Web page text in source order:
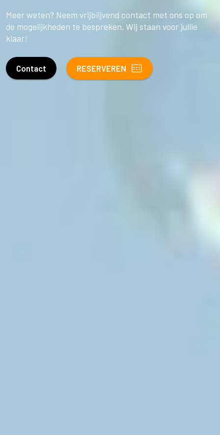
Meer weten? Neem vrijblijvend contact met ons op om
de mogelijkheden te bespreken. Wij staan voor jullie
klaar!
Contact RESERVEREN